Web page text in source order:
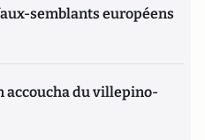
semblants européens
accoucha du villepino-